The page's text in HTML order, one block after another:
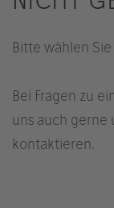
Bitte wählen
Bei Fragen zu
uns auch gerne
kontaktieren.